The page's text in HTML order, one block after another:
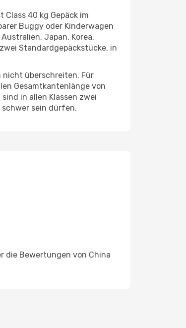
40 kg Gepäck im
Buggy oder Kinderwagen
Japan, Korea,
Standardgepäckstücke, in
nicht überschreiten. Für
Gesamtkantenlänge von
in allen Klassen zwei
schwer sein dürfen.
die Bewertungen von China